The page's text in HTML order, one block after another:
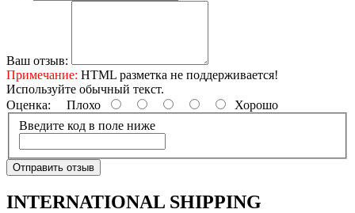
Ваш отзыв:
Примечание: HTML разметка не поддерживается!
Используйте обычный текст.
Оценка: Плохо
Хорошо
Введите код в поле ниже
Отправить отзыв
INTERNATIONAL SHIPPING